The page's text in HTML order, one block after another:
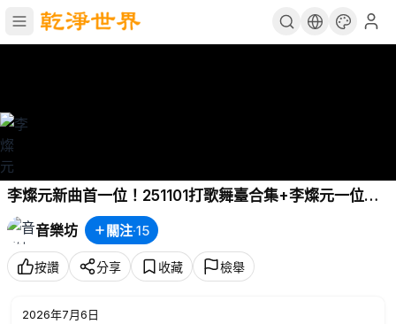
李燦元新曲首一位！251101打歌舞臺合集+李燦元一位受
賞 P6 - izna Racecar
音樂坊
關注·15
按讚 分享 收藏 檢舉
2026年7月6日